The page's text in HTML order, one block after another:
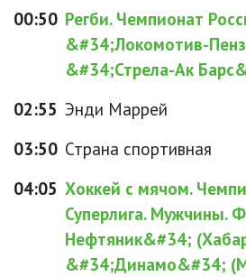
00:50 Регби. Чемпионат
&#34;Локомотив-
&#34;Стрела-Ак
02:55 Энди Маррей
03:50 Страна спортивная
04:05 Хоккей с мячом.
Суперлига. Мужчины.
Нефтяник&#34;
&#34;Динамо&#34;